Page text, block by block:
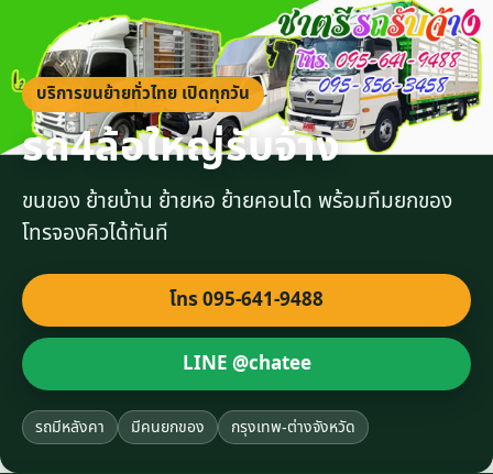
บริการขนย้ายทั่วไทย เปิดทุกวัน
รถ4ล้อใหญ่รับจ้าง
ขนของ ย้ายบ้าน ย้ายหอ ย้ายคอนโด พร้อมทีมยกของ
โทรจองคิวได้ทันที
โทร 095-641-9488
LINE @chatee
รถมีหลังคา มีคนยกของ กรุงเทพ-ต่างจังหวัด